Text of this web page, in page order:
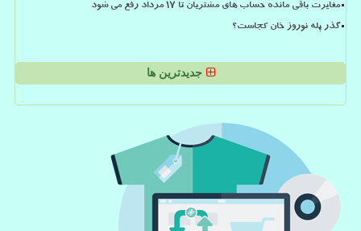
مغایرت باقی مانده حساب های مشتریان تا 17 مرداد رفع می شود
گذر پله نوروز خان کجاست؟
جدیدترین ها